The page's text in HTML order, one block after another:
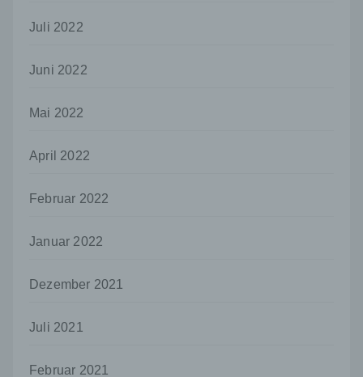
Juli 2022
Juni 2022
Mai 2022
April 2022
Februar 2022
Januar 2022
Dezember 2021
Juli 2021
Februar 2021
Dritter ist eine natürliche oder juristische
Stelle außer der betroffenen Person, dem
unmittelbaren Verantwortung des
personenbezogenen Daten zu verarbeiten.
k) Einwilligung
informierter Weise und unmissverständlich
einer Erklärung oder einer sonstigen
sie mit der Verarbeitung der sie betreffenden